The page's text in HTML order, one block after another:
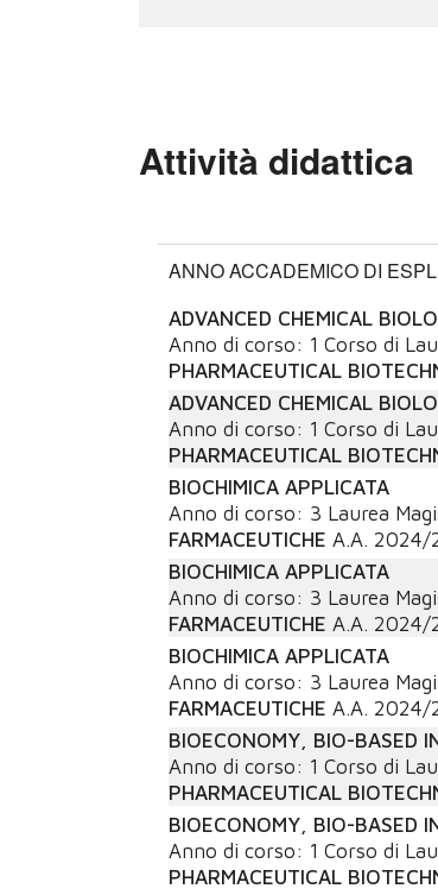
Attività didattica
ANNO ACCADEMICO DI
ADVANCED CHEMICAL
Anno di corso: 1 Corso di
PHARMACEUTICAL
ADVANCED CHEMICAL
Anno di corso: 1 Corso di
PHARMACEUTICAL
BIOCHIMICA APPLICATA
Anno di corso: 3 Laurea
FARMACEUTICHE A.A. 2024/
BIOCHIMICA APPLICATA
Anno di corso: 3 Laurea
FARMACEUTICHE A.A. 2024/
BIOCHIMICA APPLICATA
Anno di corso: 3 Laurea
FARMACEUTICHE A.A. 2024/
BIOECONOMY, BIO-BASED
Anno di corso: 1 Corso di
PHARMACEUTICAL
BIOECONOMY, BIO-BASED
Anno di corso: 1 Corso di
PHARMACEUTICAL